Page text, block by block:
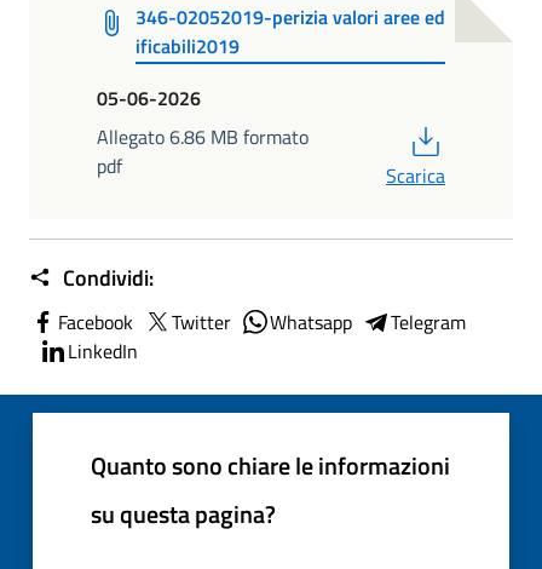
346-02052019-perizia valori aree ed
ificabili2019
05-06-2026
Allegato 6.86 MB formato
pdf
Scarica
Condividi:
Facebook Twitter Whatsapp
Telegram
LinkedIn
Quanto sono chiare le informazioni
su questa pagina?